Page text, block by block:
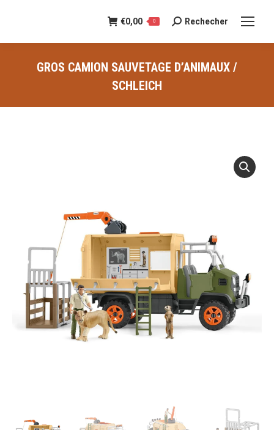
€0,00 0
Recherche
:
Rechecher
GROS CAMION SAUVETAGE D’ANIMAUX /
SCHLEICH